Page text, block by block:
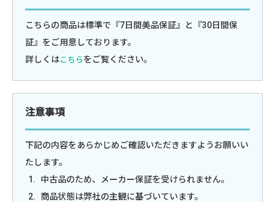
こちらの商品は標準で『7日間美品保証』と『30日間保
証』をご用意しております。
詳しくはこちらをご覧ください。
注意事項
下記の内容をあらかじめご確認いただきますようお願いい
たします。
中古品のため、メーカー保証を受けられません。
商品状態は弊社の主観に基づいています。